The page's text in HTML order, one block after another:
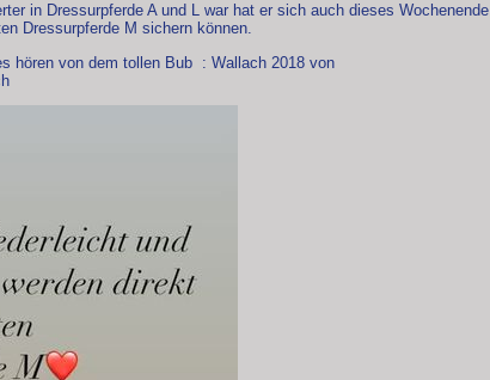
in Dressurpferde A und L war hat er sich auch dieses Wochenende
Dressurpferde M sichern können.
hören von dem tollen Bub : Wallach 2018 von